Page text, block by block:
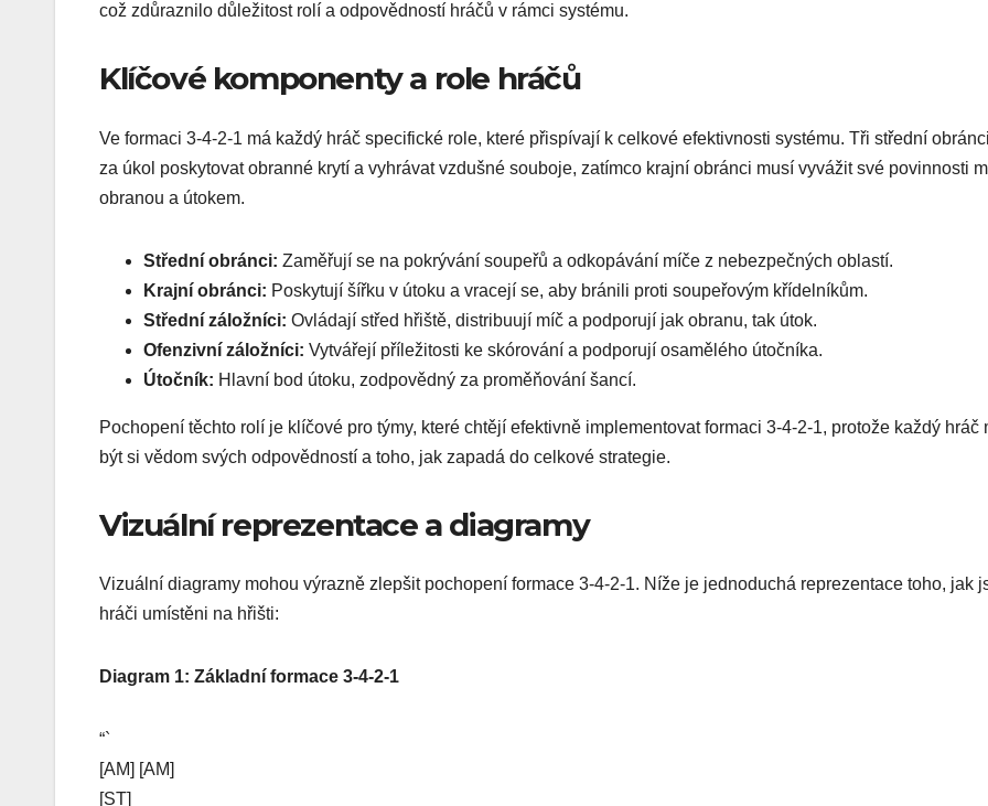
což zdůraznilo důležitost rolí a odpovědností hráčů v rámci systému.
Klíčové komponenty a role hráčů
Ve formaci 3-4-2-1 má každý hráč specifické role, které přispívají k celkové efektivnosti systému. Tři střední
za úkol poskytovat obranné krytí a vyhrávat vzdušné souboje, zatímco krajní obránci musí vyvážit své povinnosti
obranou a útokem.
Střední obránci: Zaměřují se na pokrývání soupeřů a odkopávání míče z nebezpečných oblastí.
Krajní obránci: Poskytují šířku v útoku a vracejí se, aby bránili proti soupeřovým křídelníkům.
Střední záložníci: Ovládají střed hřiště, distribuují míč a podporují jak obranu, tak útok.
Ofenzivní záložníci: Vytvářejí příležitosti ke skórování a podporují osamělého útočníka.
Útočník: Hlavní bod útoku, zodpovědný za proměňování šancí.
Pochopení těchto rolí je klíčové pro týmy, které chtějí efektivně implementovat formaci 3-4-2-1, protože každý hráč
být si vědom svých odpovědností a toho, jak zapadá do celkové strategie.
Vizuální reprezentace a diagramy
Vizuální diagramy mohou výrazně zlepšit pochopení formace 3-4-2-1. Níže je jednoduchá reprezentace toho, jak
hráči umístěni na hřišti:
Diagram 1: Základní formace 3-4-2-1
“`
[AM] [AM]
[ST]